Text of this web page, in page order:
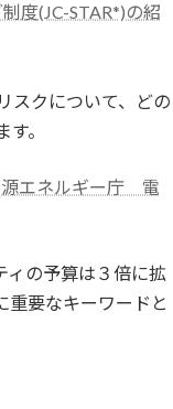
度(JC-STAR*)の紹
スクについて、どの
。
エネルギー庁 電
ィの予算は３倍に拡
重要なキーワードと